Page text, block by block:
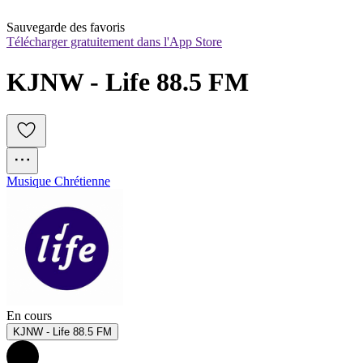
Sauvegarde des favoris
Télécharger gratuitement dans l'App Store
KJNW - Life 88.5 FM
Musique Chrétienne
En cours
KJNW - Life 88.5 FM